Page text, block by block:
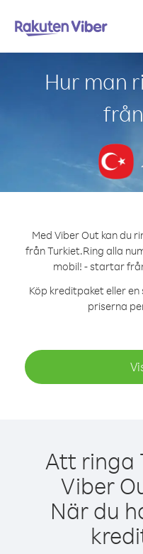
Hur man
Med Viber Out kan du
från Turkiet.Ring alla
mobil! - startar
Köp kreditpaket eller
priserna
Att ringa
Viber
När du